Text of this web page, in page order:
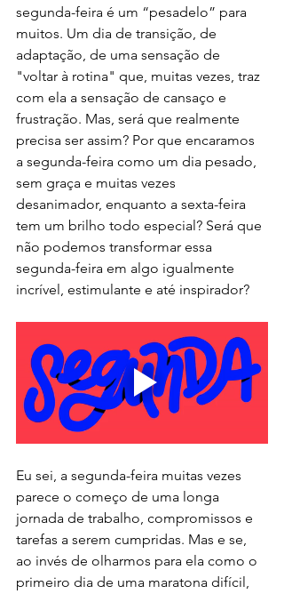
segunda-feira é um “pesadelo” para
muitos. Um dia de transição, de
adaptação, de uma sensação de
"voltar à rotina" que, muitas vezes, traz
com ela a sensação de cansaço e
frustração. Mas, será que realmente
precisa ser assim? Por que encaramos
a segunda-feira como um dia pesado,
sem graça e muitas vezes
desanimador, enquanto a sexta-feira
tem um brilho todo especial? Será que
não podemos transformar essa
segunda-feira em algo igualmente
incrível, estimulante e até inspirador?
Eu sei, a segunda-feira muitas vezes
parece o começo de uma longa
jornada de trabalho, compromissos e
tarefas a serem cumpridas. Mas e se,
ao invés de olharmos para ela como o
primeiro dia de uma maratona difícil,